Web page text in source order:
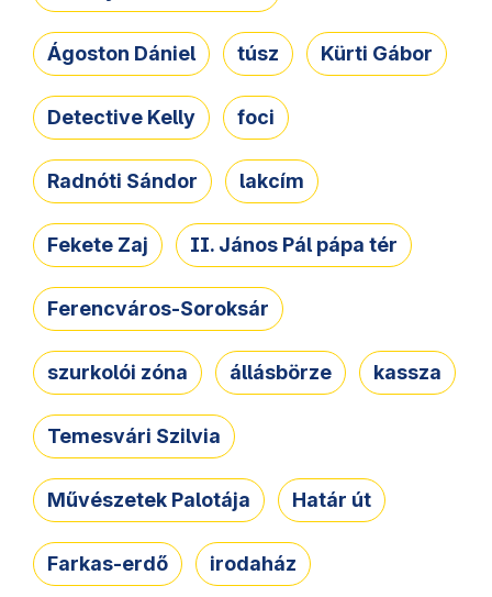
Ágoston Dániel túsz Kürti Gábor
Detective Kelly foci
Radnóti Sándor lakcím
Fekete Zaj II. János Pál pápa tér
Ferencváros-Soroksár
szurkolói zóna állásbörze kassza
Temesvári Szilvia
Művészetek Palotája Határ út
Farkas-erdő irodaház